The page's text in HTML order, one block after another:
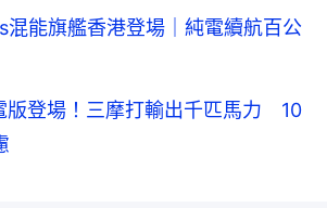
能旗艦香港登場｜純電續航百公
版登場！三摩打輸出千匹馬力 10